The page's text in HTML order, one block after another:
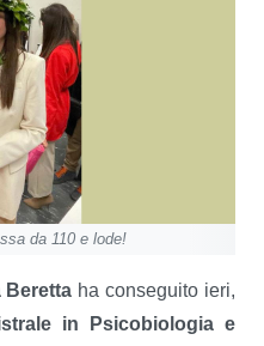
da 110 e lode!
Beretta ha conseguito ieri,
in Psicobiologia e